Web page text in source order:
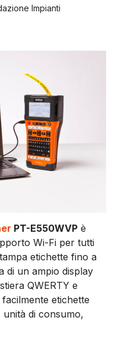
Impianti
PT-E550WVP è
Wi-Fi per tutti
etichette fino a
di un ampio display
QWERTY e
etichette
di consumo,